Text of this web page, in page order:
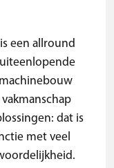
een allround
dat is
met veel